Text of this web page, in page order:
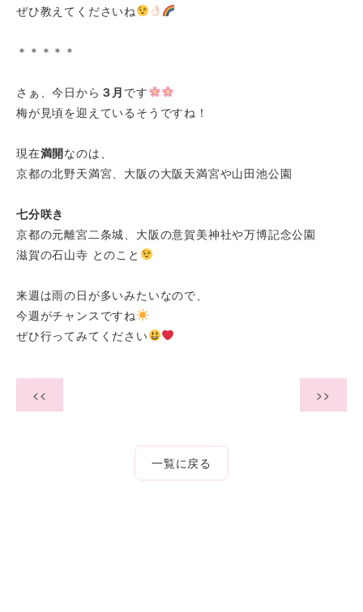
ぜひ教えてくださいね
＊＊＊＊＊
さぁ、今日から ３月 です
梅が見頃を迎えているそうですね！
現在満開なのは、
京都の北野天満宮、大阪の大阪天満宮や山田池公園
七分咲き
京都の元離宮二条城、大阪の意賀美神社や万博記念公園
滋賀の石山寺 とのこと
来週は雨の日が多いみたいなので、
今週がチャンスですね
ぜひ行ってみてください
<< >>
一覧に戻る